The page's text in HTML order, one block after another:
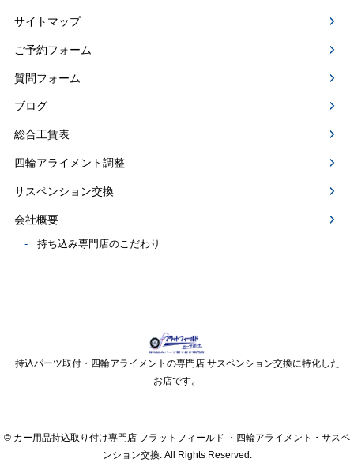
サイトマップ
ご予約フォーム
質問フォーム
ブログ
総合工賃表
四輪アライメント調整
サスペンション交換
会社概要
持ち込み専門店のこだわり
持込パーツ取付・四輪アライメントの専門店 サスペンション交換に特化した
お店です。
© カー用品持込取り付け専門店 フラットフィールド ・四輪アライメント・サスペ
ンション交換. All Rights Reserved.